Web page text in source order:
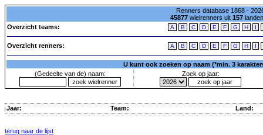
Renners database 1868 -
45877wielrenners uit 157
Overzicht teams:
A B C D E F G H I
Overzicht renners: A B C D E F G H I
U kunt ook zoeken op naam (*min. 3
(Gedeelte van de) naam:
Zoek op jaar:
Jaar: Team: Land:
terug naar de lijst